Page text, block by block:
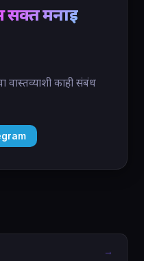
सक्त मनाई
वास्तव्याशी काही संबंध
→